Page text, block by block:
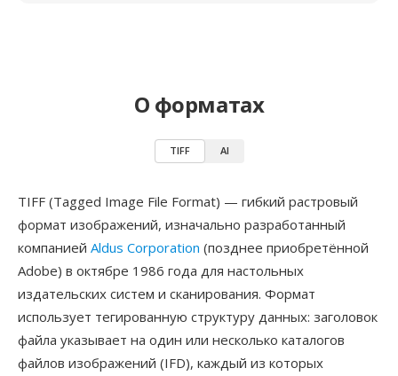
О форматах
TIFF AI
TIFF (Tagged Image File Format) — гибкий растровый
формат изображений, изначально разработанный
компанией Aldus Corporation (позднее приобретённой
Adobe) в октябре 1986 года для настольных
издательских систем и сканирования. Формат
использует тегированную структуру данных: заголовок
файла указывает на один или несколько каталогов
файлов изображений (IFD), каждый из которых